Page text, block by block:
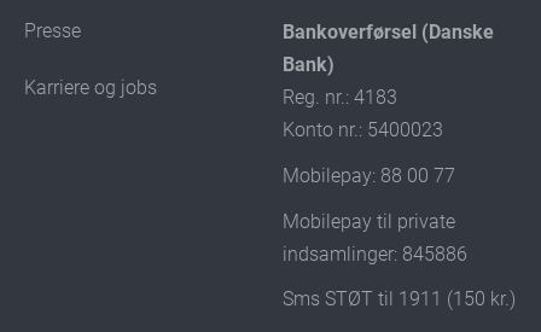
Presse
Karriere og jobs
Bankoverførsel (Danske
Bank)
Reg. nr.: 4183
Konto nr.: 5400023
Mobilepay: 88 00 77
Mobilepay til private
indsamlinger: 845886
Sms STØT til 1911 (150 kr.)